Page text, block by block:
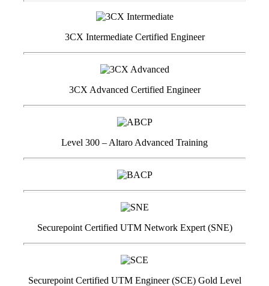
3CX Intermediate Certified Engineer
3CX Advanced Certified Engineer
Level 300 – Altaro Advanced Training
Securepoint Certified UTM Network Expert (SNE)
Securepoint Certified UTM Engineer (SCE) Gold Level